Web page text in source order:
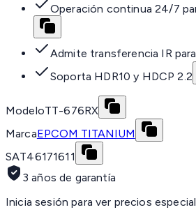
Operación continua 24/7
Admite transferencia IR
Soporta HDR10 y HDCP 2.2
ModeloTT-676RX
MarcaEPCOM TITANIUM
SAT46171611
3 años de garantía
Inicia sesión para ver precios